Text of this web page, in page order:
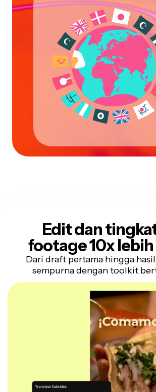
Edit dan
footage 10x
Dari draft pertama hingga
sempurna dengan toolkit